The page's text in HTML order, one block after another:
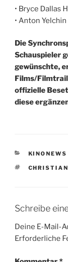
• Bryce Dallas
• Anton Yelchin
Die
Schauspieler
gewünschte,
Films/
offizielle
diese
KINONEWS
Schreibe
Deine E-Mail-
Erforderliche